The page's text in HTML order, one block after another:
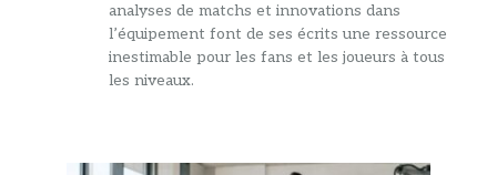
analyses de matchs et innovations dans
l’équipement font de ses écrits une ressource
inestimable pour les fans et les joueurs à tous
les niveaux.